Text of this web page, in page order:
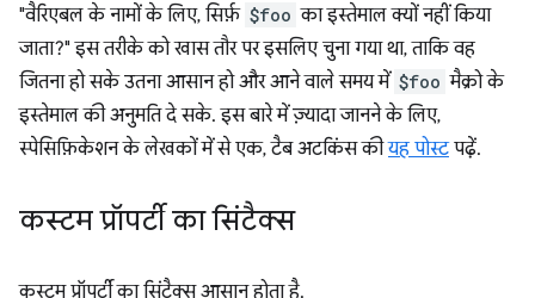
"वैरिएबल के नामों के लिए, सिर्फ़ $foo का इस्तेमाल क्यों नहीं किया
जाता?" इस तरीके को खास तौर पर इसलिए चुना गया था, ताकि वह
जितना हो सके उतना आसान हो और आने वाले समय में $foo मैक्रो के
इस्तेमाल की अनुमति दे सके. इस बारे में ज़्यादा जानने के लिए,
स्पेसिफ़िकेशन के लेखकों में से एक, टैब अटकिंस कीयह पोस्टपढ़ें.
कस्टम प्रॉपर्टी का सिंटैक्स
कस्टम प्रॉपर्टी का सिंटैक्स आसान होता है.